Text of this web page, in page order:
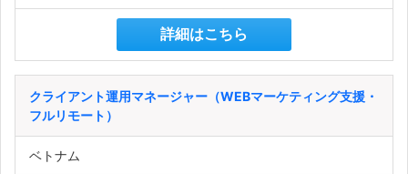
詳細はこちら
クライアント運用マネージャー（WEBマーケティング支援・
フルリモート）
ベトナム